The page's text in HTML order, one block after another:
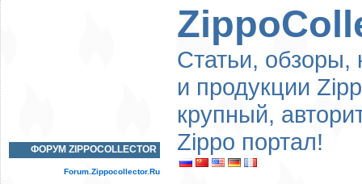
Статьи, обзоры,
и продукции
крупный,
Zippo портал!
ФОРУМ ZIPPOCOLLECTOR
Forum.Zippocollector.Ru